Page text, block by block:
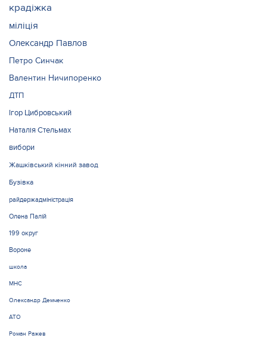
крадіжка
міліція
Олександр Павлов
Петро Синчак
Валентин Ничипоренко
ДТП
Ігор Цибровський
Наталія Стельмах
вибори
Жашківський кінний завод
Бузівка
райдержадміністрація
Олена Палій
199 округ
Вороне
школа
МНС
Олександр Демченко
АТО
Роман Ражев